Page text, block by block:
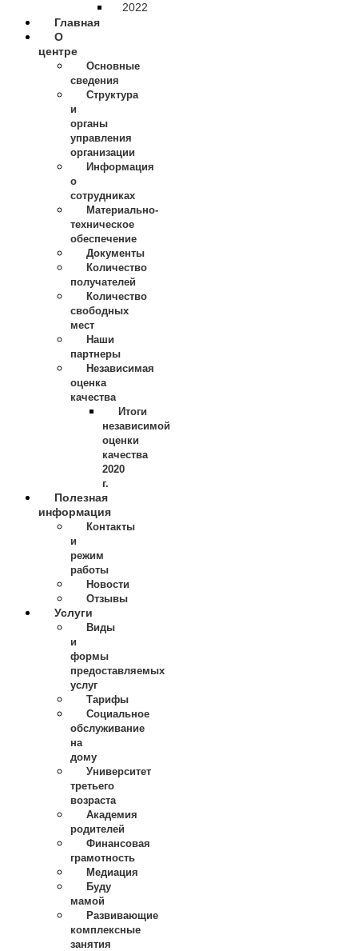
2022
Главная
О
центре
Основные
сведения
Структура
и
органы
управления
организации
Информация
о
сотрудниках
Материально-
техническое
обеспечение
Документы
Количество
получателей
Количество
свободных
мест
Наши
партнеры
Независимая
оценка
качества
Итоги
независимой
оценки
качества
2020
г.
Полезная
информация
Контакты
и
режим
работы
Новости
Отзывы
Услуги
Виды
и
формы
предоставляемых
услуг
Тарифы
Социальное
обслуживание
на
дому
Университет
третьего
возраста
Академия
родителей
Финансовая
грамотность
Медиация
Буду
мамой
Развивающие
комплексные
занятия